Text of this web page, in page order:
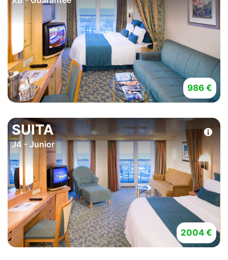
986 €
SUITA
J4 - Junior
2004 €